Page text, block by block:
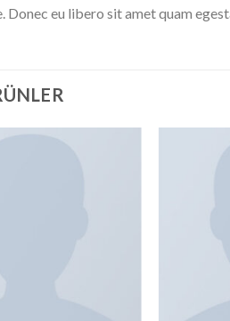
Donec eu libero sit amet quam